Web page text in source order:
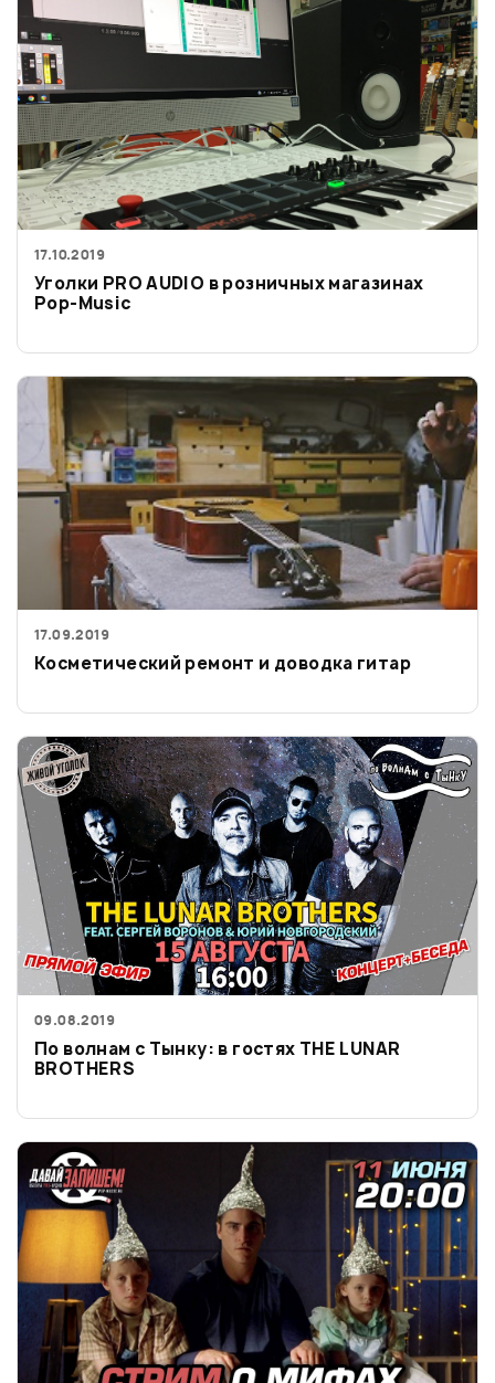
17.10.2019
Уголки PRO AUDIO в розничных магазинах
Pop-Music
17.09.2019
Косметический ремонт и доводка гитар
09.08.2019
По волнам с Тынку: в гостях THE LUNAR
BROTHERS